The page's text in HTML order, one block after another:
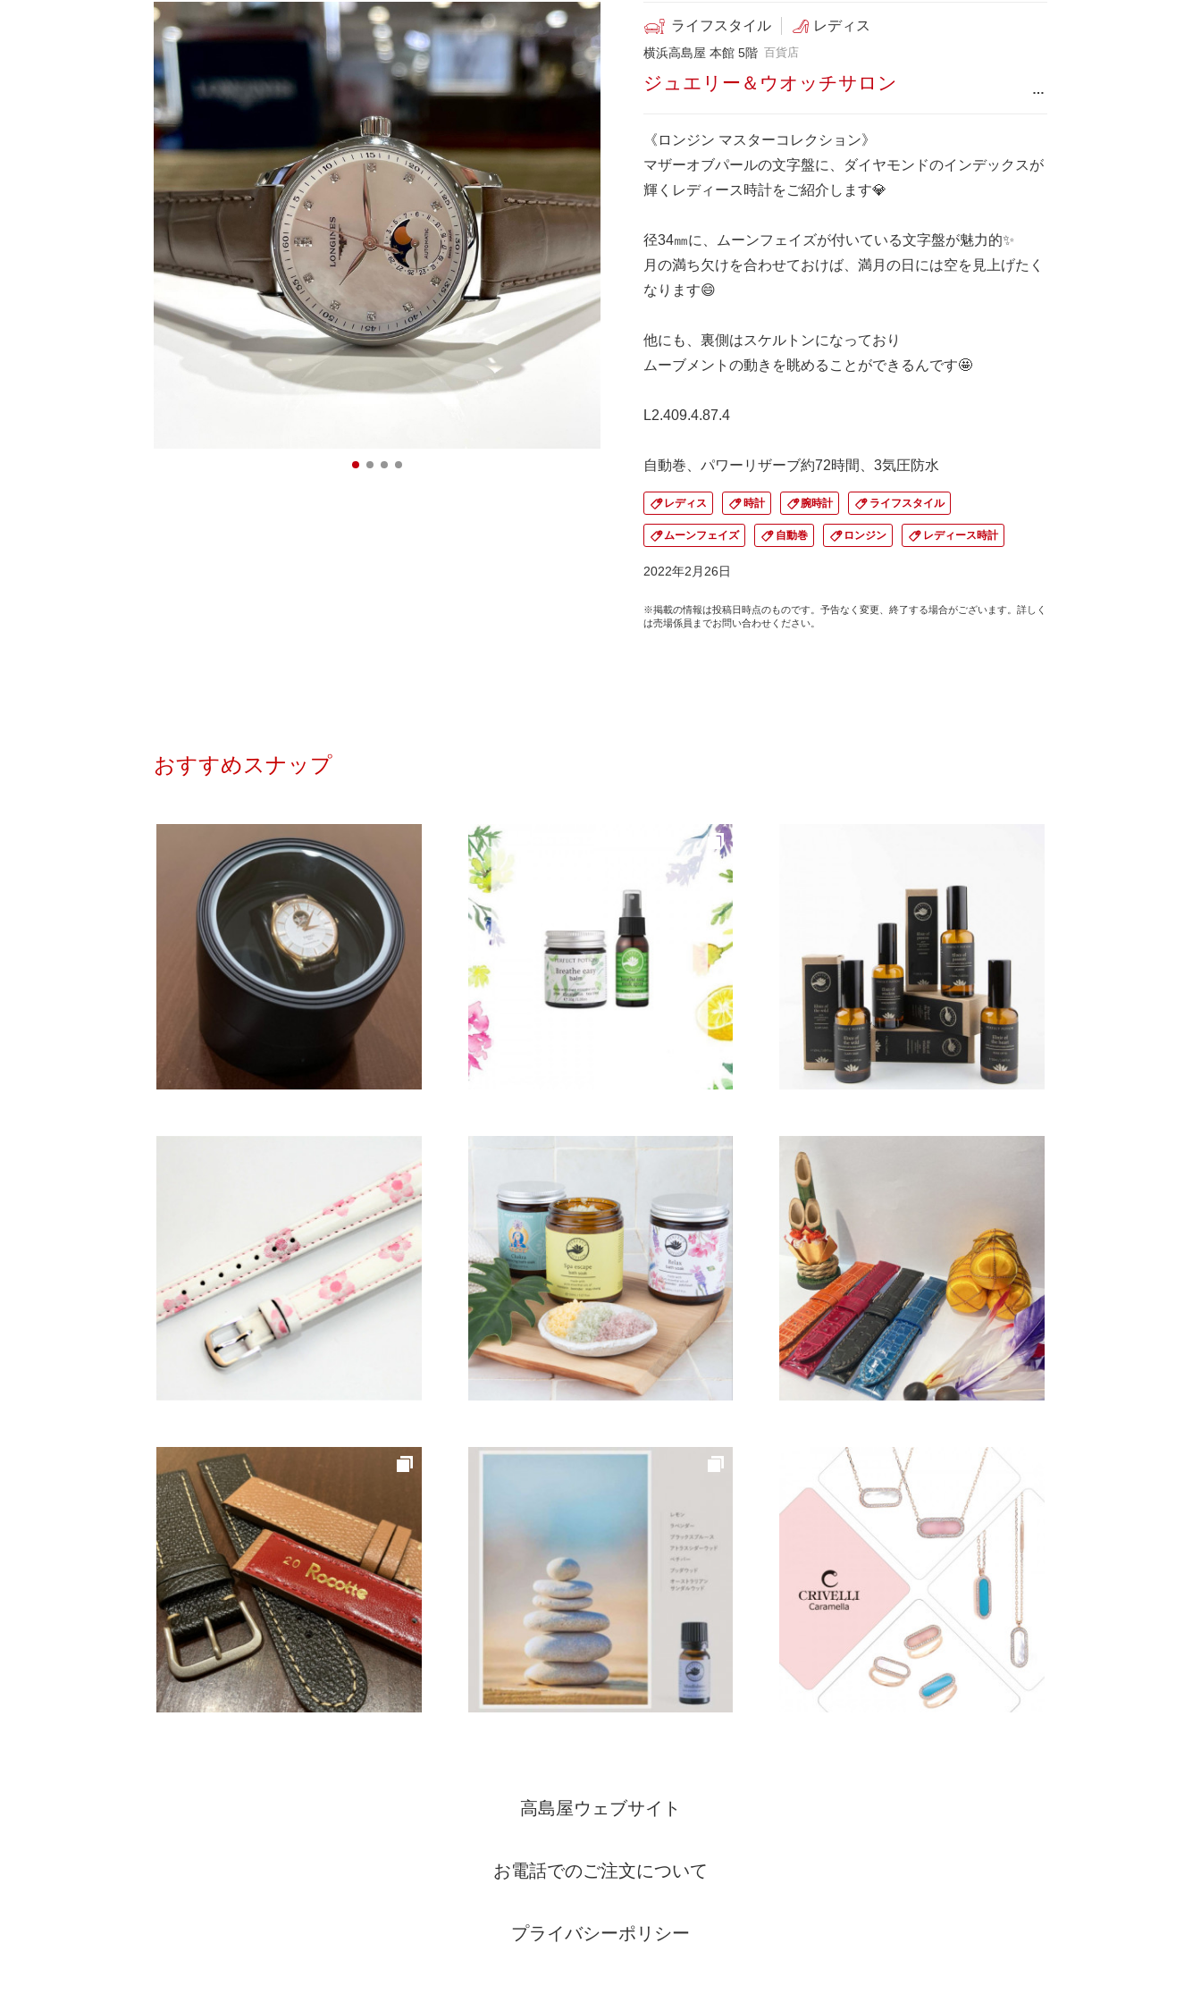
ライフスタイル レディス
横浜高島屋 本館 5階 百貨店
ジュエリー＆ウオッチサロン …
《ロンジン マスターコレクション》
マザーオブパールの文字盤に、ダイヤモンドのインデックスが
輝くレディース時計をご紹介します💎
径34㎜に、ムーンフェイズが付いている文字盤が魅力的✨
月の満ち欠けを合わせておけば、満月の日には空を見上げたく
なります😄
他にも、裏側はスケルトンになっており
ムーブメントの動きを眺めることができるんです🤩
L2.409.4.87.4
自動巻、パワーリザーブ約72時間、3気圧防水
レディス 時計 腕時計 ライフスタイル
ムーンフェイズ 自動巻 ロンジン レディース時計
2022年2月26日
※掲載の情報は投稿日時点のものです。予告なく変更、終了する場合がございます。詳しく
は売場係員までお問い合わせください。
おすすめスナップ
高島屋ウェブサイト
お電話でのご注文について
プライバシーポリシー